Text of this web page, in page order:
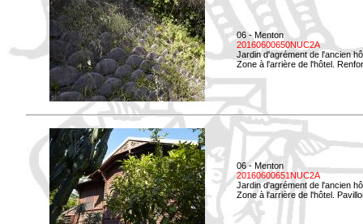
06 - Menton
20160600650NUC2A
Jardin d'agrément de l'ancien
Zone à l'arrière de l'hôtel.
06 - Menton
20160600651NUC2A
Jardin d'agrément de l'ancien
Zone à l'arrière de l'hôtel.